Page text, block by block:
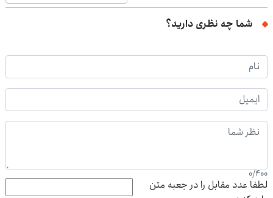
شما چه نظری دارید؟
0/400
لطفا عدد مقابل را در جعبه متن